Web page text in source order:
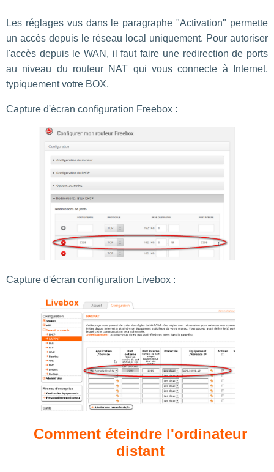
Les réglages vus dans le paragraphe "Activation" permette
un accès depuis le réseau local uniquement. Pour autoriser
l'accès depuis le WAN, il faut faire une redirection de ports
au niveau du routeur NAT qui vous connecte à Internet,
typiquement votre BOX.
Capture d'écran configuration Freebox :
Capture d'écran configuration Livebox :
Comment éteindre l'ordinateur
distant